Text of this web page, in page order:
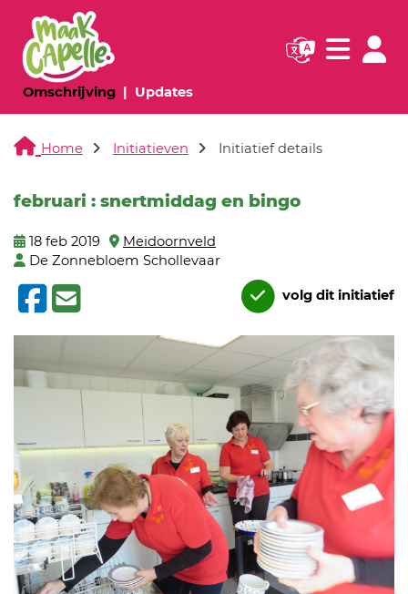
Omschrijving(huidige pagina)
Updates(huidige pagina)
Navigatie
Home Initiatieven Initiatief details
februari : snertmiddag en bingo
18 feb 2019
Meidoornveld
De Zonnebloem Schollevaar
volg dit initiatief